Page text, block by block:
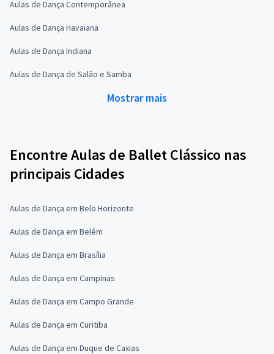
Aulas de Dança Contemporânea
Aulas de Dança Havaiana
Aulas de Dança Indiana
Aulas de Dança de Salão e Samba
Mostrar mais
Encontre Aulas de Ballet Clássico nas
principais Cidades
Aulas de Dança em Belo Horizonte
Aulas de Dança em Belém
Aulas de Dança em Brasília
Aulas de Dança em Campinas
Aulas de Dança em Campo Grande
Aulas de Dança em Curitiba
Aulas de Dança em Duque de Caxias